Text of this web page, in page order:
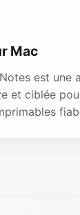
Mac
est une
et ciblée